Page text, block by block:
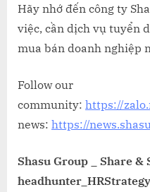
Hãy nhớ đến công ty
việc, cần dịch vụ tuyển
mua bán doanh nghiệp
Follow our
community: https://
news: https://
Shasu Group _ Share &
headhunter_HRStrategy